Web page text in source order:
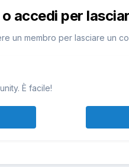
accedi per
un membro per lasciare un
È facile!